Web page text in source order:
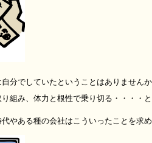
分でしていたということはありませんか
組み、体力と根性で乗り切る・・・・
やある種の会社はこういったことを求